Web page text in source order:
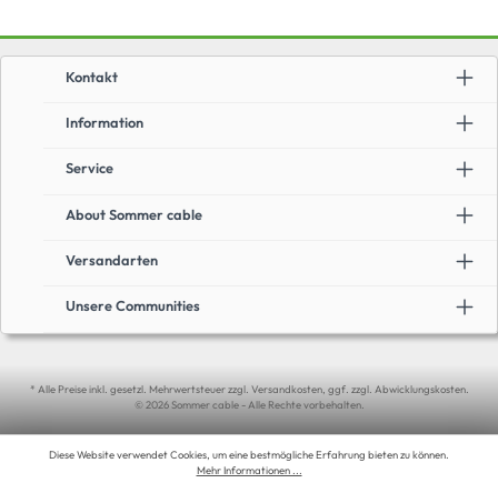
Information
Service
About Sommer cable
Versandarten
Unsere Communities
Kontakt
* Alle Preise inkl. gesetzl. Mehrwertsteuer zzgl. Versandkosten, ggf. zzgl. Abwicklungskosten.
© 2026 Sommer cable - Alle Rechte vorbehalten.
Diese Website verwendet Cookies, um eine bestmögliche Erfahrung bieten zu können.
Mehr Informationen ...